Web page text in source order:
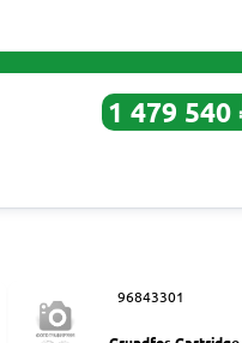
1 479 540
96843301